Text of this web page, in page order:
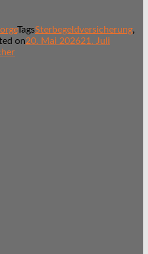
TagsSterbegeldversicherung,
on20. Mai 202621. Juli